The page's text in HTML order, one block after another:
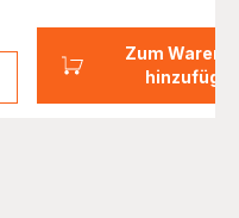
Zum